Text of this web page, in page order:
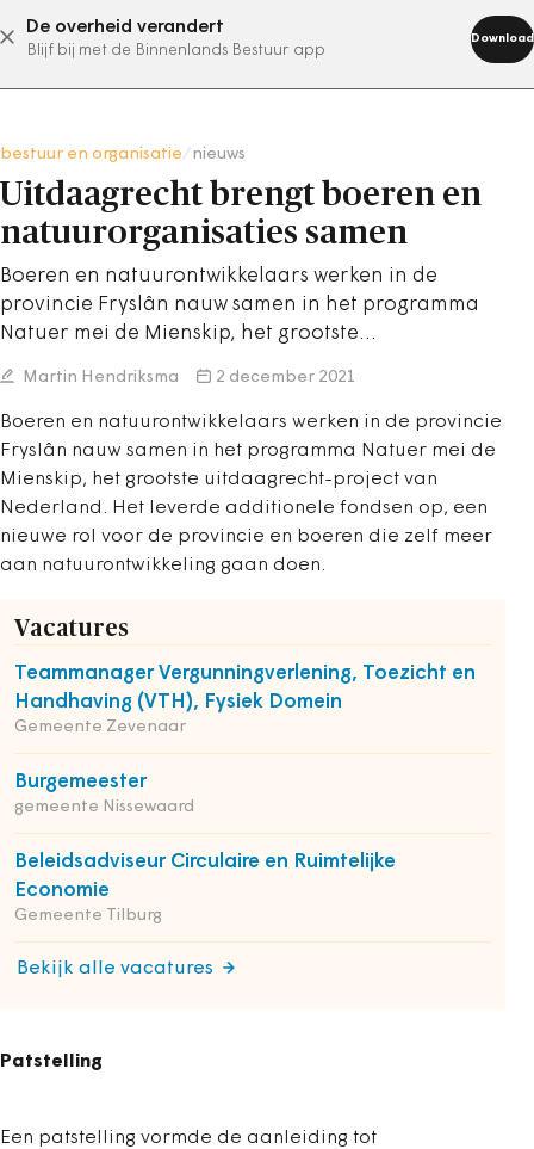
De overheid verandert
Blijf bij met de Binnenlands Bestuur app
Download
abonneer nu
bestuur en organisatie nieuws
Uitdaagrecht brengt boeren en
natuurorganisaties samen
Boeren en natuurontwikkelaars werken in de
provincie Fryslân nauw samen in het programma
Natuer mei de Mienskip, het grootste…
Martin Hendriksma 2 december 2021
Boeren en natuurontwikkelaars werken in de provincie
Fryslân nauw samen in het programma Natuer mei de
Mienskip, het grootste uitdaagrecht-project van
Nederland. Het leverde additionele fondsen op, een
nieuwe rol voor de provincie en boeren die zelf meer
aan natuurontwikkeling gaan doen.
Vacatures
Teammanager Vergunningverlening, Toezicht en
Handhaving (VTH), Fysiek Domein
Gemeente Zevenaar
Burgemeester
gemeente Nissewaard
Beleidsadviseur Circulaire en Ruimtelijke
Economie
Gemeente Tilburg
Bekijk alle vacatures
Patstelling
Een patstelling vormde de aanleiding tot